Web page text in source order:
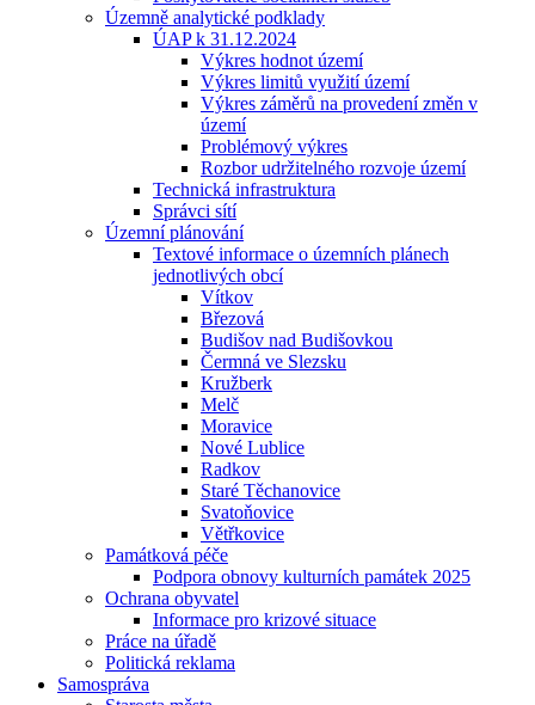
Územně analytické podklady
ÚAP k 31.12.2024
Výkres hodnot území
Výkres limitů využití území
Výkres záměrů na provedení změn v
území
Problémový výkres
Rozbor udržitelného rozvoje území
Technická infrastruktura
Správci sítí
Územní plánování
Textové informace o územních plánech
jednotlivých obcí
Vítkov
Březová
Budišov nad Budišovkou
Čermná ve Slezsku
Kružberk
Melč
Moravice
Nové Lublice
Radkov
Staré Těchanovice
Svatoňovice
Větřkovice
Památková péče
Podpora obnovy kulturních památek 2025
Ochrana obyvatel
Informace pro krizové situace
Práce na úřadě
Politická reklama
Samospráva